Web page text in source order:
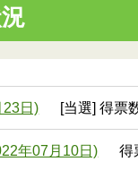
23日) [当選] 得票
年07月10日) 得